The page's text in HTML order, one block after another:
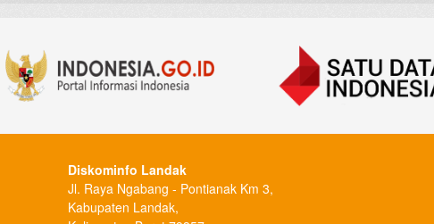
Diskominfo Landak
Jl. Raya Ngabang - Pontianak Km 3,
Kabupaten Landak,